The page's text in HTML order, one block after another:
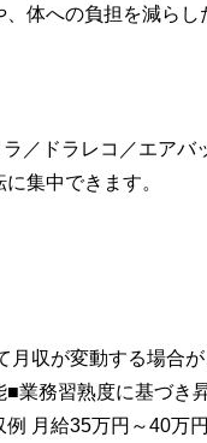
体への負担を減らし
／ドラレコ／エアバ
集中できます。
収が変動する場合
業務習熟度に基づき
月給35万円～40万円